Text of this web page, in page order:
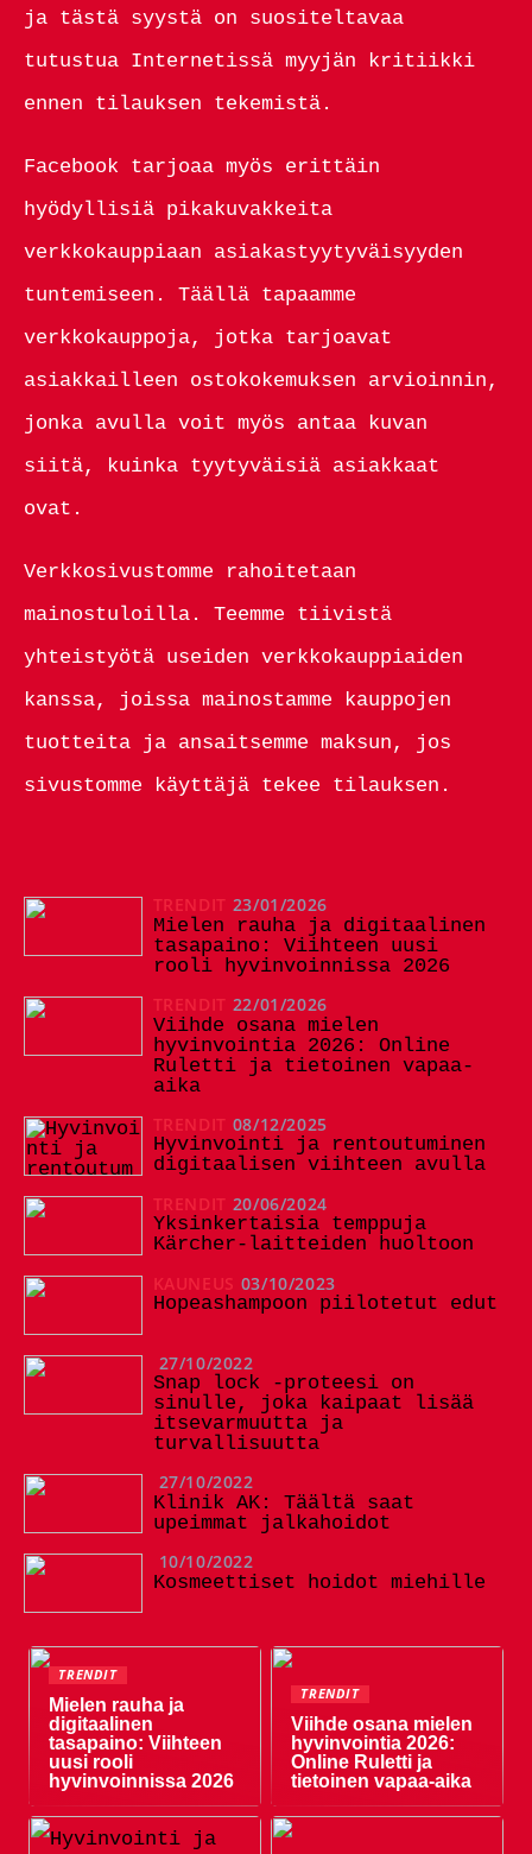
ja tästä syystä on suositeltavaa
tutustua Internetissä myyjän kritiikki
ennen tilauksen tekemistä.
Facebook tarjoaa myös erittäin
hyödyllisiä pikakuvakkeita
verkkokauppiaan asiakastyytyväisyyden
tuntemiseen. Täällä tapaamme
verkkokauppoja, jotka tarjoavat
asiakkailleen ostokokemuksen arvioinnin,
jonka avulla voit myös antaa kuvan
siitä, kuinka tyytyväisiä asiakkaat
ovat.
Verkkosivustomme rahoitetaan
mainostuloilla. Teemme tiivistä
yhteistyötä useiden verkkokauppiaiden
kanssa, joissa mainostamme kauppojen
tuotteita ja ansaitsemme maksun, jos
sivustomme käyttäjä tekee tilauksen.
TRENDIT 23/01/2026
Mielen rauha ja digitaalinen
tasapaino: Viihteen uusi
rooli hyvinvoinnissa 2026
TRENDIT 22/01/2026
Viihde osana mielen
hyvinvointia 2026: Online
Ruletti ja tietoinen vapaa-
aika
TRENDIT 08/12/2025
Hyvinvointi ja rentoutuminen
digitaalisen viihteen avulla
TRENDIT 20/06/2024
Yksinkertaisia ​​temppuja
Kärcher-laitteiden huoltoon
KAUNEUS 03/10/2023
Hopeashampoon piilotetut edut
27/10/2022
Snap lock -proteesi on
sinulle, joka kaipaat lisää
itsevarmuutta ja
turvallisuutta
27/10/2022
Klinik AK: Täältä saat
upeimmat jalkahoidot
10/10/2022
Kosmeettiset hoidot miehille
TRENDIT
Mielen rauha ja
digitaalinen
tasapaino: Viihteen
uusi rooli
hyvinvoinnissa 2026
TRENDIT
Viihde osana mielen
hyvinvointia 2026:
Online Ruletti ja
tietoinen vapaa-aika